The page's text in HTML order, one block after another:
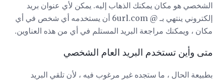
الشخصي هو مكان يمكنك الذهاب إليه. يمكن لأي عنوان بريد
إلكتروني ينتهي بـ @ 6url.com أن يستخدمه أي شخص في أي
مكان ، ويمكنك مراجعة البريد المستلم في أي من هذه العناوين.
متى وأين تستخدم البريد العام الشخصي
بطبيعة الحال ، ما ستجده غير مرغوب فيه ، لأن تلقي البريد